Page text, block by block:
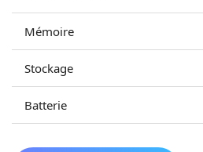
Mémoire
Stockage
Batterie